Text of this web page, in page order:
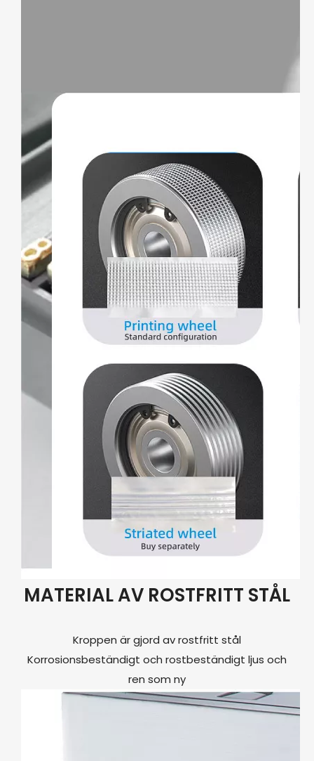
MATERIAL AV ROSTFRITT STÅL
Kroppen är gjord av rostfritt stål
Korrosionsbeständigt och rostbeständigt ljus och
ren som ny